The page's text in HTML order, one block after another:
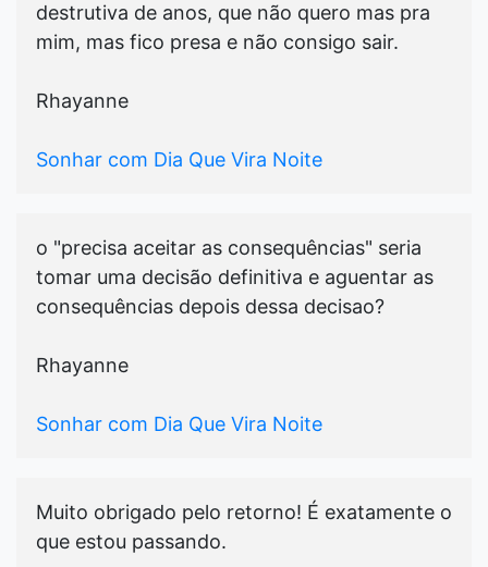
destrutiva de anos, que não quero mas pra
mim, mas fico presa e não consigo sair.
Rhayanne
Sonhar com Dia Que Vira Noite
o "precisa aceitar as consequências" seria
tomar uma decisão definitiva e aguentar as
consequências depois dessa decisao?
Rhayanne
Sonhar com Dia Que Vira Noite
Muito obrigado pelo retorno! É exatamente o
que estou passando.